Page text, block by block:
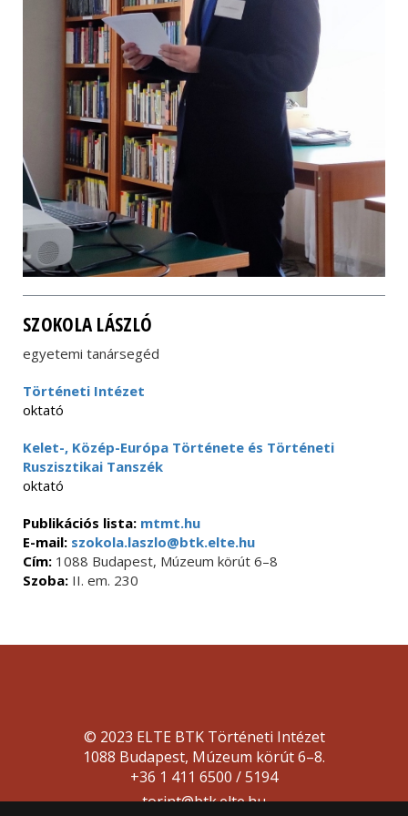
SZOKOLA LÁSZLÓ
egyetemi tanársegéd
Történeti Intézet
oktató
Kelet-, Közép-Európa Története és Történeti
Ruszisztikai Tanszék
oktató
Publikációs lista: mtmt.hu
E-mail: szokola.laszlo@btk.elte.hu
Cím: 1088 Budapest, Múzeum körút 6–8
Szoba: II. em. 230
© 2023 ELTE BTK Történeti Intézet
1088 Budapest, Múzeum körút 6–8.
+36 1 411 6500 / 5194
torint@btk.elte.hu